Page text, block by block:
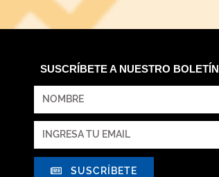
SUSCRÍBETE A NUESTRO BOLETÍN
SUSCRÍBETE